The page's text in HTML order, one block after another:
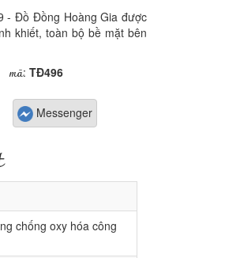
- Đồ Đồng Hoàng Gia được
khiết, toàn bộ bề mặt bên
mã:TĐ496
Messenger
chống oxy hóa công